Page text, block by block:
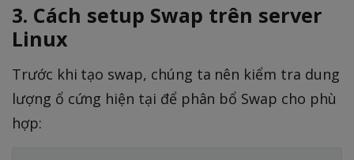
3. Cách setup Swap trên server
Linux
Trước khi tạo swap, chúng ta nên kiểm tra dung
lượng ổ cứng hiện tại để phân bổ Swap cho phù
hợp: